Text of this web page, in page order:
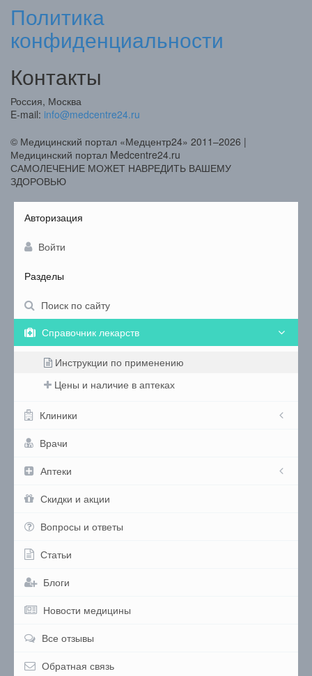
Политика
конфиденциальности
Контакты
Россия, Москва
E-mail: info@medcentre24.ru
© Медицинский портал «Медцентр24» 2011–2026 |
Медицинский портал Medcentre24.ru
САМОЛЕЧЕНИЕ МОЖЕТ НАВРЕДИТЬ ВАШЕМУ
ЗДОРОВЬЮ
Авторизация
Войти
Разделы
Поиск по сайту
Справочник лекарств
Инструкции по применению
Цены и наличие в аптеках
Клиники
Врачи
Аптеки
Скидки и акции
Вопросы и ответы
Статьи
Блоги
Новости медицины
Все отзывы
Обратная связь